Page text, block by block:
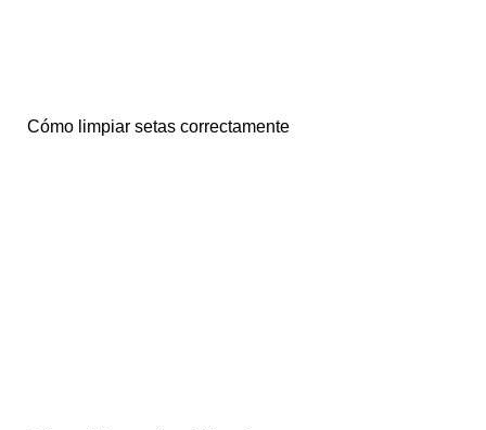
Cómo limpiar setas correctamente